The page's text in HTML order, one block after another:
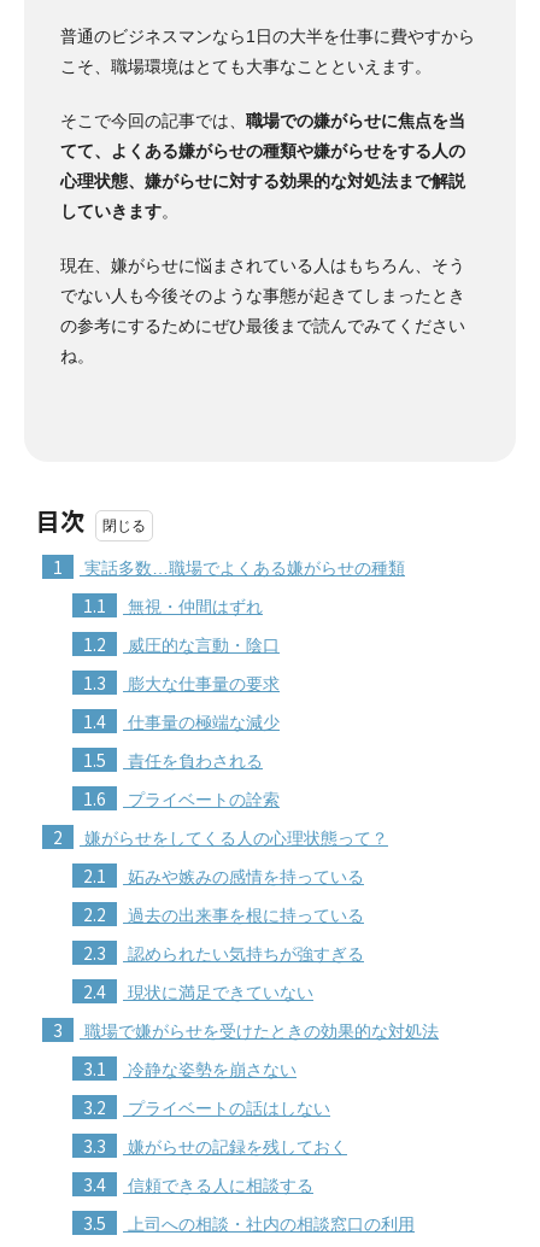
普通のビジネスマンなら1日の大半を仕事に費やすから
こそ、職場環境はとても大事なことといえます。
そこで今回の記事では、 職場での嫌がらせに焦点を当
てて、よくある嫌がらせの種類や嫌がらせをする人の
心理状態、嫌がらせに対する効果的な対処法まで解説
していきます。
現在、嫌がらせに悩まされている人はもちろん、そう
でない人も今後そのような事態が起きてしまったとき
の参考にするためにぜひ最後まで読んでみてください
ね。
目次
1 実話多数…職場でよくある嫌がらせの種類
1.1 無視・仲間はずれ
1.2 威圧的な言動・陰口
1.3 膨大な仕事量の要求
1.4 仕事量の極端な減少
1.5 責任を負わされる
1.6 プライベートの詮索
2 嫌がらせをしてくる人の心理状態って？
2.1 妬みや嫉みの感情を持っている
2.2 過去の出来事を根に持っている
2.3 認められたい気持ちが強すぎる
2.4 現状に満足できていない
3 職場で嫌がらせを受けたときの効果的な対処法
3.1 冷静な姿勢を崩さない
3.2 プライベートの話はしない
3.3 嫌がらせの記録を残しておく
3.4 信頼できる人に相談する
3.5 上司への相談・社内の相談窓口の利用